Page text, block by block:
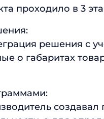
проходило в 3
решения с
о габаритах